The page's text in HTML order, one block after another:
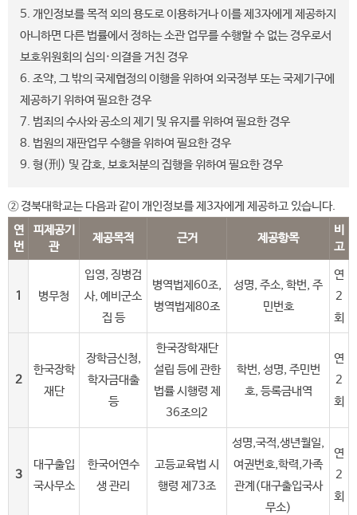
5. 개인정보를 목적 외의 용도로 이용하거나 이를 제3자에게 제공하지
아니하면 다른 법률에서 정하는 소관 업무를 수행할 수 없는 경우로서
보호위원회의 심의·의결을 거친 경우
6. 조약, 그 밖의 국제협정의 이행을 위하여 외국정부 또는 국제기구에
제공하기 위하여 필요한 경우
7. 범죄의 수사와 공소의 제기 및 유지를 위하여 필요한 경우
8. 법원의 재판업무 수행을 위하여 필요한 경우
9. 형(刑) 및 감호, 보호처분의 집행을 위하여 필요한 경우
② 경북대학교는 다음과 같이 개인정보를 제3자에게 제공하고 있습니다.
연
번
피제공기
관
제공목적 근거 제공항목
비
고
1 병무청
입영, 징병검
사, 예비군소
집 등
병역법제60조,
병역법제80조
성명, 주소, 학번, 주
민번호
연
2
회
2
한국장학
재단
장학금신청,
학자금대출
등
한국장학재단
설립 등에 관한
법률 시행령 제
36조의2
학번, 성명, 주민번
호, 등록금내역
연
2
회
3
대구출입
국사무소
한국어연수
생 관리
고등교육법 시
행령 제73조
성명,국적,생년월일,
여권번호,학력,가족
관계(대구출입국사
무소)
연
2
회